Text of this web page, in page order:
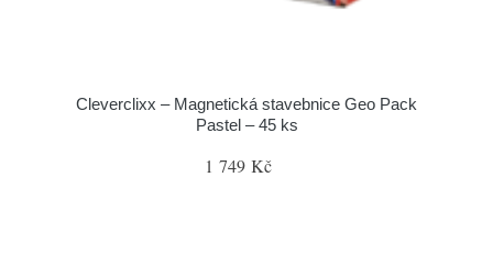
Cleverclixx – Magnetická stavebnice Geo Pack
Pastel – 45 ks
1 749 Kč